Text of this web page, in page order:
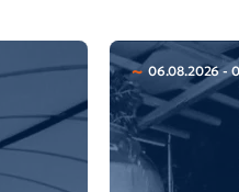
06.08.2026 -